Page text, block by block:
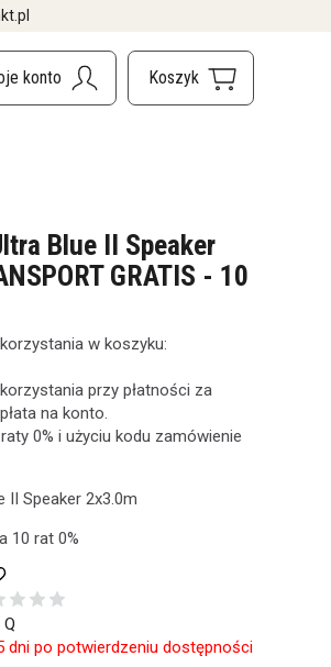
Blue II Speaker
GRATIS - 10
w koszyku:
przy płatności za
na konto.
0% i użyciu kodu zamówienie
II Speaker 2x3.0m
10 rat 0%
dni po potwierdzeniu dostępności